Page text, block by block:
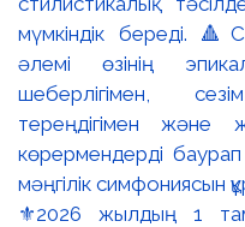
⚜️2026 жылдың 1